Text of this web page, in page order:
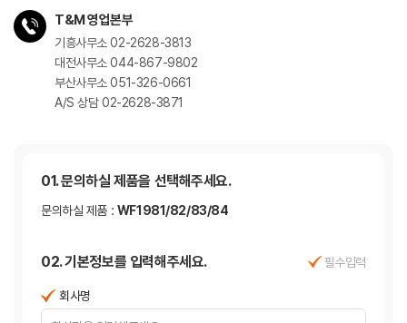
T&M 영업본부
기흥사무소 02-2628-3813
대전사무소 044-867-9802
부산사무소 051-326-0661
A/S 상담 02-2628-3871
01. 문의하실 제품을 선택해주세요.
문의하실 제품 : WF1981/82/83/84
02. 기본정보를 입력해주세요. 필수입력
회사명